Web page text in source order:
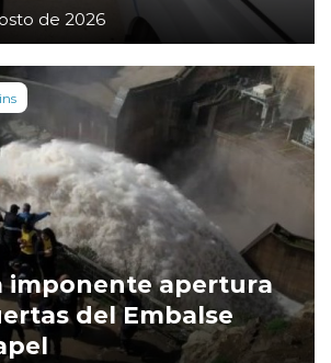
de 2026
imponente apertura
del Embalse